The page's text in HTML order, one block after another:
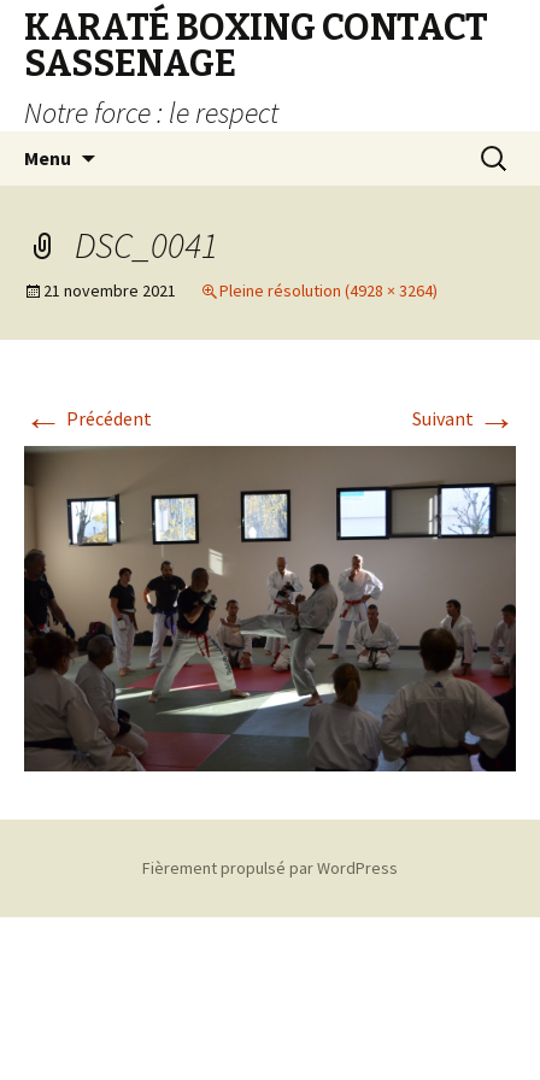
KARATÉ BOXING CONTACT
SASSENAGE
Notre force : le respect
Menu
DSC_0041
21 novembre 2021 Pleine résolution (4928 × 3264)
← Précédent Suivant →
Fièrement propulsé par WordPress